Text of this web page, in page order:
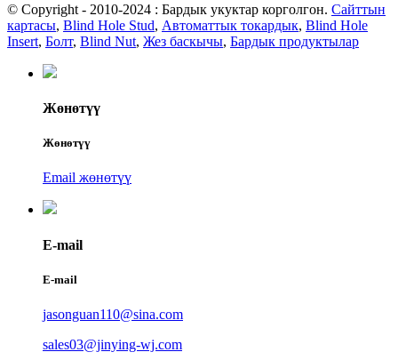
© Copyright - 2010-2024 : Бардык укуктар корголгон. Сайттын
картасы, Blind Hole Stud, Автоматтык токардык, Blind Hole
Insert, Болт, Blind Nut, Жез баскычы, Бардык продуктылар
Жөнөтүү
Жөнөтүү
Email жөнөтүү
E-mail
E-mail
jasonguan110@sina.com
sales03@jinying-wj.com